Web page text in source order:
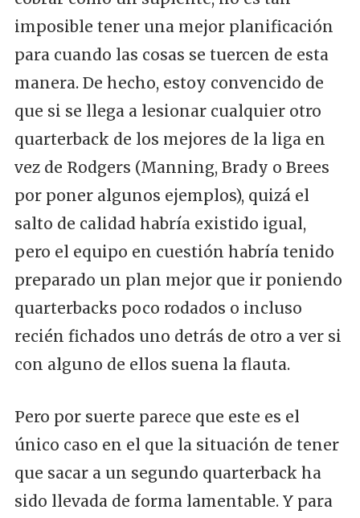
imposible tener una mejor planificación
para cuando las cosas se tuercen de esta
manera. De hecho, estoy convencido de
que si se llega a lesionar cualquier otro
quarterback de los mejores de la liga en
vez de Rodgers (Manning, Brady o Brees
por poner algunos ejemplos), quizá el
salto de calidad habría existido igual,
pero el equipo en cuestión habría tenido
preparado un plan mejor que ir poniendo
quarterbacks poco rodados o incluso
recién fichados uno detrás de otro a ver si
con alguno de ellos suena la flauta.
Pero por suerte parece que este es el
único caso en el que la situación de tener
que sacar a un segundo quarterback ha
sido llevada de forma lamentable. Y para